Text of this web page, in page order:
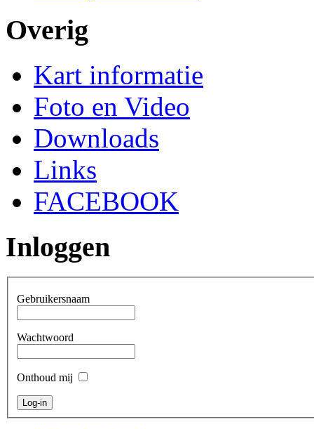
Overig
Kart informatie
Foto en Video
Downloads
Links
FACEBOOK
Inloggen
Gebruikersnaam
Wachtwoord
Onthoud mij